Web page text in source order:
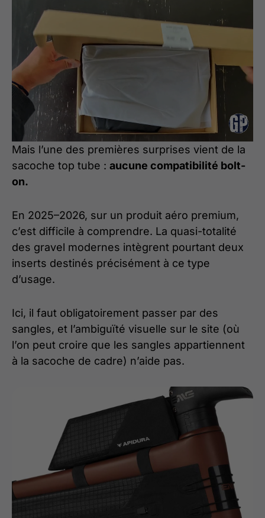
Mais l’une des premières surprises vient de la
sacoche top tube : aucune compatibilité bolt-
on.
En 2025–2026, sur un produit aéro premium,
c’est difficile à comprendre. La quasi-totalité
des gravel modernes intègrent pourtant deux
inserts destinés précisément à ce type
d’usage.
Ici, il faut obligatoirement passer par des
sangles, et l’ambiguïté visuelle sur le site (où
l’on peut croire que les sangles appartiennent
à la sacoche de cadre) n’aide pas.